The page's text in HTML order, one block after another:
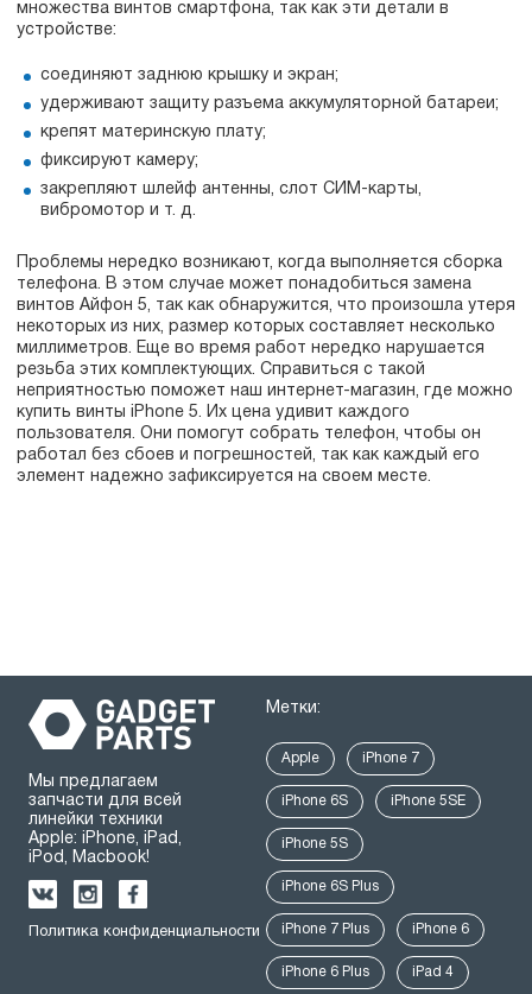
множества винтов смартфона, так как эти детали в
устройстве:
соединяют заднюю крышку и экран;
удерживают защиту разъема аккумуляторной батареи;
крепят материнскую плату;
фиксируют камеру;
закрепляют шлейф антенны, слот СИМ-карты,
вибромотор и т. д.
Проблемы нередко возникают, когда выполняется сборка
телефона. В этом случае может понадобиться замена
винтов Айфон 5, так как обнаружится, что произошла утеря
некоторых из них, размер которых составляет несколько
миллиметров. Еще во время работ нередко нарушается
резьба этих комплектующих. Справиться с такой
неприятностью поможет наш интернет-магазин, где можно
купить винты iPhone 5. Их цена удивит каждого
пользователя. Они помогут собрать телефон, чтобы он
работал без сбоев и погрешностей, так как каждый его
элемент надежно зафиксируется на своем месте.
Мы предлагаем
запчасти для всей
линейки техники
Apple: iPhone, iPad,
iPod, Macbook!
Политика конфиденциальности
Метки:
Apple iPhone 7
iPhone 6S iPhone 5SE
iPhone 5S
iPhone 6S Plus
iPhone 7 Plus iPhone 6
iPhone 6 Plus iPad 4